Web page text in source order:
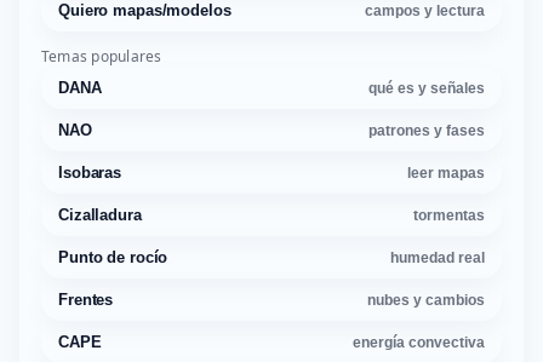
Quiero mapas/modelos campos y lectura
Temas populares
DANA qué es y señales
NAO patrones y fases
Isobaras leer mapas
Cizalladura tormentas
Punto de rocío humedad real
Frentes nubes y cambios
CAPE energía convectiva